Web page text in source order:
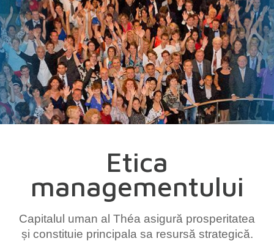
Etica
managementului
Capitalul uman al Théa asigură prosperitatea
și constituie principala sa resursă strategică.